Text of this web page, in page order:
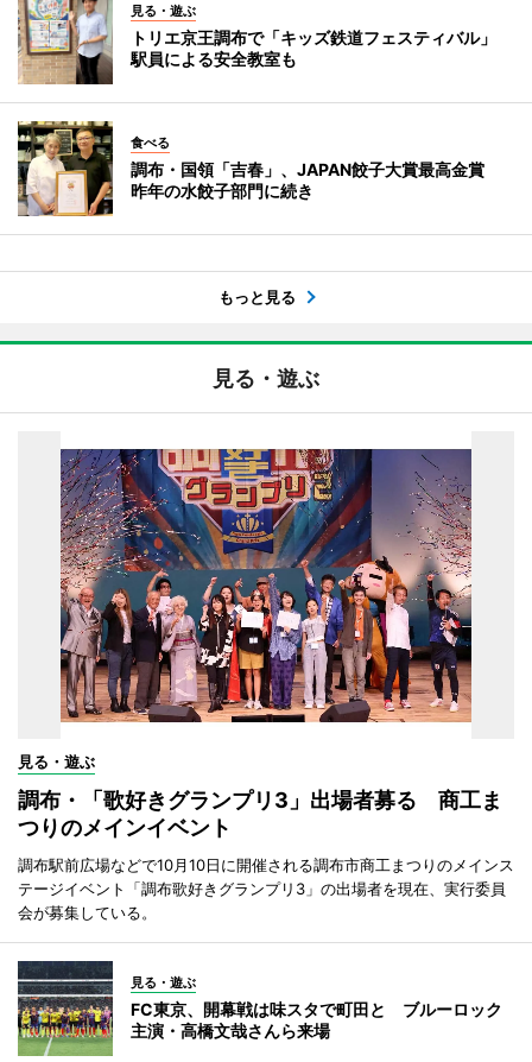
見る・遊ぶ
トリエ京王調布で「キッズ鉄道フェスティバル」
駅員による安全教室も
食べる
調布・国領「吉春」、JAPAN餃子大賞最高金賞
昨年の水餃子部門に続き
もっと見る
見る・遊ぶ
見る・遊ぶ
調布・「歌好きグランプリ3」出場者募る 商工ま
つりのメインイベント
調布駅前広場などで10月10日に開催される調布市商工まつりのメインス
テージイベント「調布歌好きグランプリ3」の出場者を現在、実行委員
会が募集している。
見る・遊ぶ
FC東京、開幕戦は味スタで町田と ブルーロック
主演・高橋文哉さんら来場